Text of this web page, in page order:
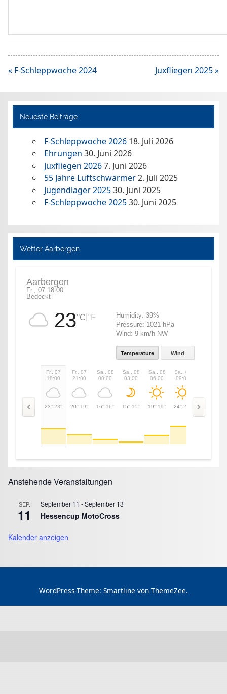
Beitragsnavigation
« F-Schleppwoche 2024 Juxfliegen 2025 »
Neueste Beiträge
F-Schleppwoche 2026 18. Juli 2026
Ehrungen 30. Juni 2026
Juxfliegen 20267. Juni 2026
55 Jahre Luftschwärmer2. Juli 2025
Jugendlager 202530. Juni 2025
F-Schleppwoche 202530. Juni 2025
Wetter Aarbergen
Aarbergen
Fr., 07 18:00
Bedeckt
23°C °F Humidity: 39%
Pressure: 1021 hPa
Wind: 9 km/h NW
Temperature Wind
Fr., 07
18:00
23° 23°
Fr., 07
21:00
20° 19°
Sa., 08
00:00
16° 16°
Sa., 08
03:00
15° 15°
Sa., 08
06:00
19° 19°
Sa., 08
09:00
24° 24° 28°
Anstehende Veranstaltungen
SEP.
11
September 11 -September 13
Hessencup MotoCross
Kalender anzeigen
WordPress-Theme: Smartline von ThemeZee.